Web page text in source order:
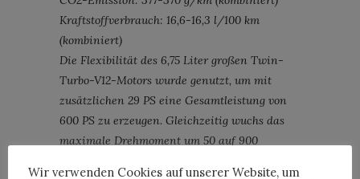
Kraftstoffverbrauch: 16,6-16,3 l/100 km
(kombiniert)
Die Flexibilität des 6,75 Liter großen Twin-
Turbo-V12-Motors wurde genutzt, um mit
zusätzlichen 29 PS eine Gesamtleistung von
600 PS zu erzeugen. Gleichzeitig wuchs das
maximale Drehmoment um 50 auf 900
Wir verwenden Cookies auf unserer Website, um